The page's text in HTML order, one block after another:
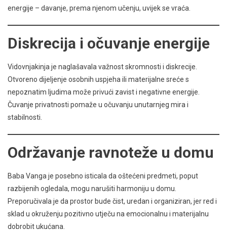
energije – davanje, prema njenom učenju, uvijek se vraća.
Diskrecija i očuvanje energije
Vidovnjakinja je naglašavala važnost skromnosti i diskrecije.
Otvoreno dijeljenje osobnih uspjeha ili materijalne sreće s
nepoznatim ljudima može privući zavist i negativne energije.
Čuvanje privatnosti pomaže u očuvanju unutarnjeg mira i
stabilnosti.
Održavanje ravnoteže u domu
Baba Vanga je posebno isticala da oštećeni predmeti, poput
razbijenih ogledala, mogu narušiti harmoniju u domu.
Preporučivala je da prostor bude čist, uredan i organiziran, jer red i
sklad u okruženju pozitivno utječu na emocionalnu i materijalnu
dobrobit ukućana.